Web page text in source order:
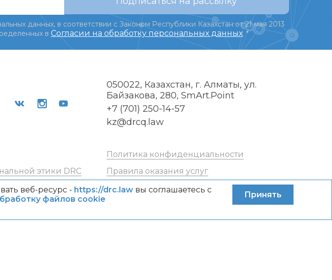
данных, в соответствии с Законом Республики Казахстан от 21 мая 2013
в Согласии на обработку персональных данных. *
050022, Казахстан, г. Алматы, ул.
Байзакова, 280, SmArt.Point
+7 (701) 250-14-57
kz@drcq.law
Политика конфиденциальности
этики DRC
Правила оказания услуг
веб-ресурс - https://drc.lawвы соглашаетесь с
файлов cookie Принять